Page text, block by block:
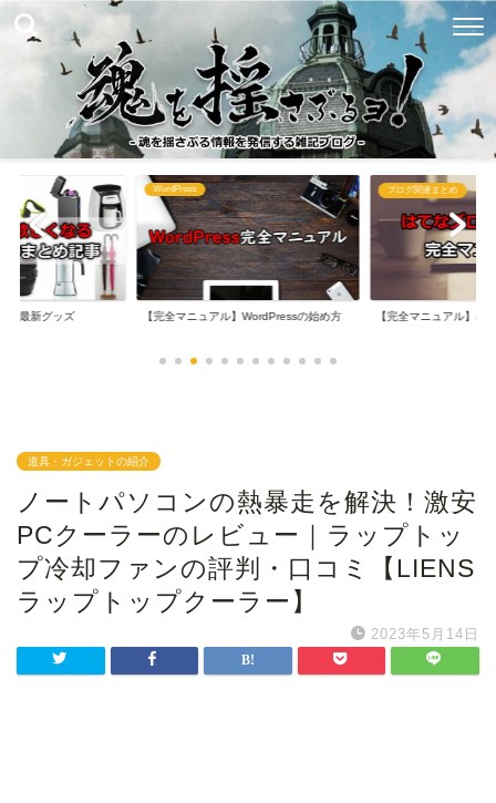
る最新グッズ
WordPress
【完全マニュアル】WordPressの始め方
ブログ関連まとめ
【完全マニュアル】は
道具・ガジェットの紹介
ノートパソコンの熱暴走を解決！激安
PCクーラーのレビュー｜ラップトッ
プ冷却ファンの評判・口コミ【LIENS
ラップトップクーラー】
2023年5月14日